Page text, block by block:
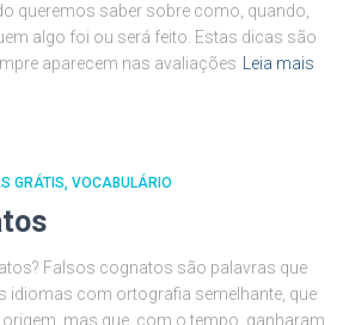
queremos saber sobre como, quando,
algo foi ou será feito. Estas dicas são
aparecem nas avaliações Leia mais
GRÁTIS VOCABULÁRIO
Falsos cognatos são palavras que
idiomas com ortografia semelhante, que
mas que, com o tempo, ganharam